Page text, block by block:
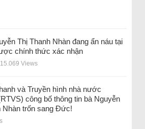
Thị Thanh Nhàn đang ẩn náu tại
chính thức xác nhận
Views
và Truyền hình nhà nước
công bố thông tin bà Nguyễn
Nhàn trốn sang Đức!